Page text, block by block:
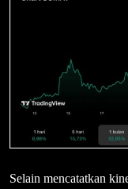
Selain mencatatkan